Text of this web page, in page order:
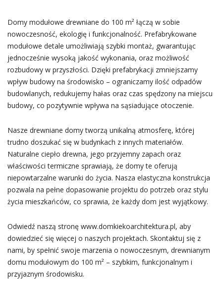
Domy modułowe drewniane do 100 m² łączą w sobie
nowoczesność, ekologię i funkcjonalność. Prefabrykowane
modułowe detale umożliwiają szybki montaż, gwarantując
jednocześnie wysoką jakość wykonania, oraz możliwość
rozbudowy w przyszłości. Dzięki prefabrykacji zmniejszamy
wpływ budowy na środowisko – ograniczamy ilość odpadów
budowlanych, redukujemy hałas oraz czas spędzony na miejscu
budowy, co pozytywnie wpływa na sąsiadujące otoczenie.
Nasze drewniane domy tworzą unikalną atmosferę, której
trudno doszukać się w budynkach z innych materiałów.
Naturalne ciepło drewna, jego przyjemny zapach oraz
właściwości termiczne sprawiają, że domy te oferują
niepowtarzalne warunki do życia. Nasza elastyczna konstrukcja
pozwala na pełne dopasowanie projektu do potrzeb oraz stylu
życia mieszkańców, co sprawia, że każdy dom jest wyjątkowy.
Odwiedź naszą stronę www.domkiekoarchitektura.pl, aby
dowiedzieć się więcej o naszych projektach. Skontaktuj się z
nami, by spełnić swoje marzenia o nowoczesnym, drewnianym
domu modułowym do 100 m² – szybkim, funkcjonalnym i
przyjaznym środowisku.